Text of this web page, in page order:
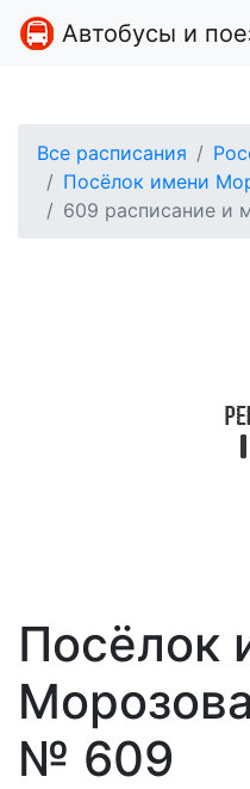
Автобусы и
Все расписания
Посёлок имени
609 расписание и
Посёлок
№ 609